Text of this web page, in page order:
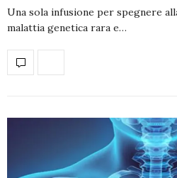
Una sola infusione per spegnere
malattia genetica rara e…